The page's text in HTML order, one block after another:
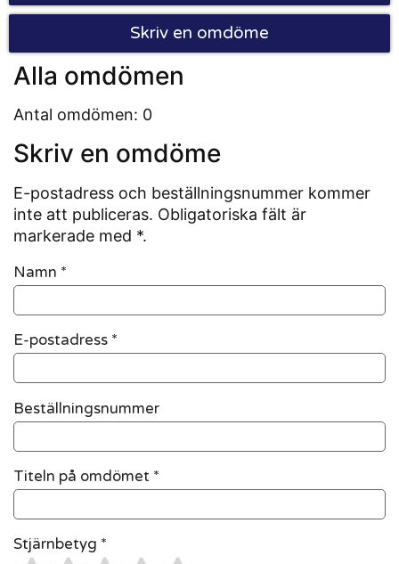
Skriv en omdöme
Alla omdömen
Antal omdömen: 0
Skriv en omdöme
E-postadress och beställningsnummer kommer
inte att publiceras. Obligatoriska fält är
markerade med *.
Namn *
E-postadress *
Beställningsnummer
Titeln på omdömet *
Stjärnbetyg *